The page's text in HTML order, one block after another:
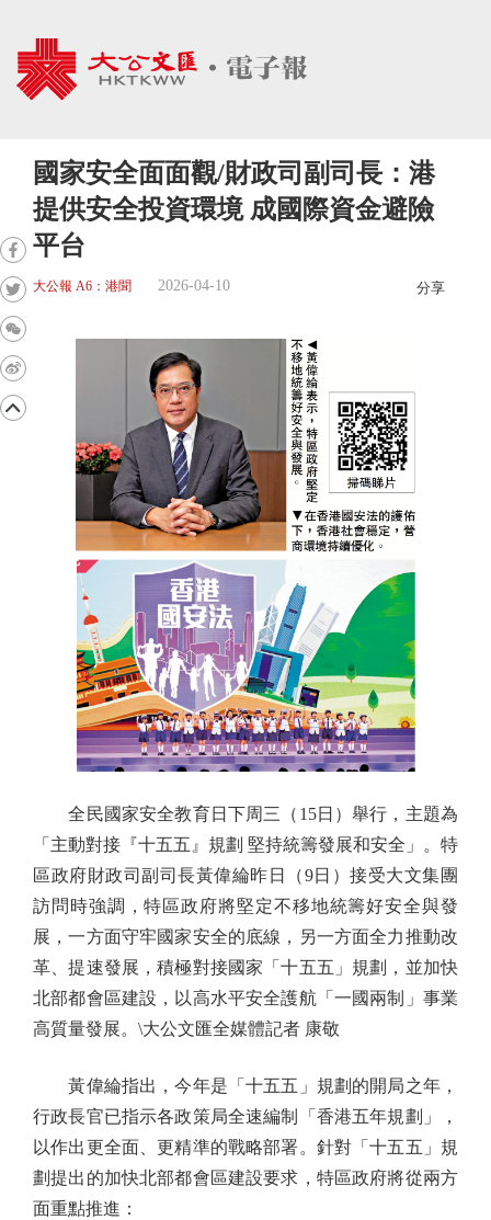
國家安全面面觀/財政司副司長：港
提供安全投資環境 成國際資金避險
平台
大公報 A6：港聞 2026-04-10 分享
全民國家安全教育日下周三（15日）舉行，主題為
「主動對接『十五五』規劃 堅持統籌發展和安全」。特
區政府財政司副司長黃偉綸昨日（9日）接受大文集團
訪問時強調，特區政府將堅定不移地統籌好安全與發
展，一方面守牢國家安全的底線，另一方面全力推動改
革、提速發展，積極對接國家「十五五」規劃，並加快
北部都會區建設，以高水平安全護航「一國兩制」事業
高質量發展。\大公文匯全媒體記者 康敬
黃偉綸指出，今年是「十五五」規劃的開局之年，
行政長官已指示各政策局全速編制「香港五年規劃」，
以作出更全面、更精準的戰略部署。針對「十五五」規
劃提出的加快北部都會區建設要求，特區政府將從兩方
面重點推進：